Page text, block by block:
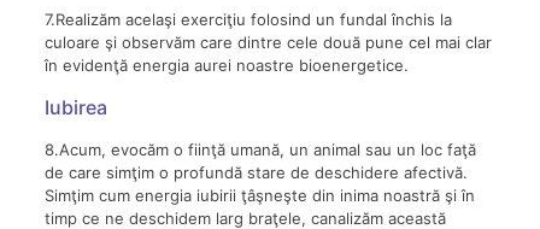
7.Realizăm acelaşi exerciţiu folosind un fundal închis la
culoare şi observăm care dintre cele două pune cel mai clar
în evidenţă energia aurei noastre bioenergetice.
Iubirea
8.Acum, evocăm o fiinţă umană, un animal sau un loc faţă
de care simţim o profundă stare de deschidere afectivă.
Simţim cum energia iubirii ţâşneşte din inima noastră şi în
timp ce ne deschidem larg braţele, canalizăm această